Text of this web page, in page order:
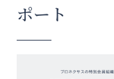
ポート